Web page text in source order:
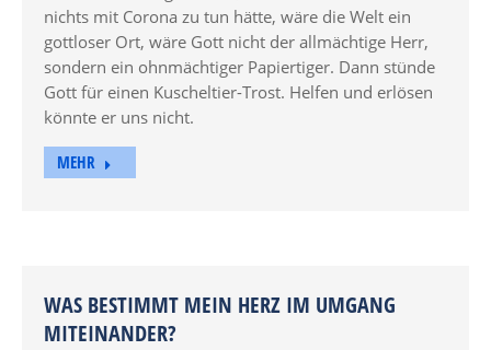
nichts mit Corona zu tun hätte, wäre die Welt ein
gottloser Ort, wäre Gott nicht der allmächtige Herr,
sondern ein ohnmächtiger Papiertiger. Dann stünde
Gott für einen Kuscheltier-Trost. Helfen und erlösen
könnte er uns nicht.
MEHR
WAS BESTIMMT MEIN HERZ IM UMGANG
MITEINANDER?